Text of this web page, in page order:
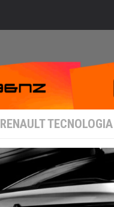
RENAULT TECNOLOGIA